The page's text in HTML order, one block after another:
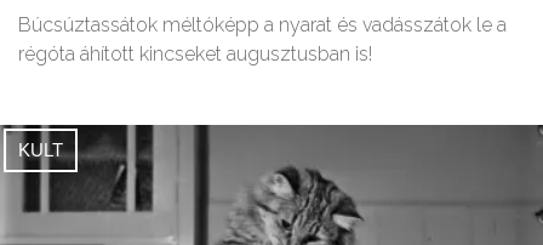
Búcsúztassátok méltóképp a nyarat és vadásszátok le a
régóta áhított kincseket augusztusban is!
KULT